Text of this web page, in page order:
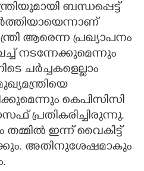
ബന്ധപ്പെട്ട്
ആരെന്ന പ്രഖ്യാപനം
നടന്നേക്കുമെന്നും
ചർച്ചകളെല്ലാം
കെപിസിസി
പ്രതികരിച്ചിരുന്നു.
ഇന്ന് വൈകിട്ട്
അതിനുശേഷമാകും